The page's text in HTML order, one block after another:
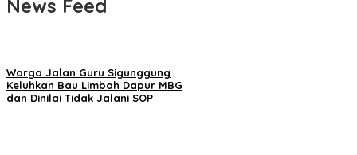
News Feed
Warga Jalan Guru Sigunggung
Keluhkan Bau Limbah Dapur MBG
dan Dinilai Tidak Jalani SOP